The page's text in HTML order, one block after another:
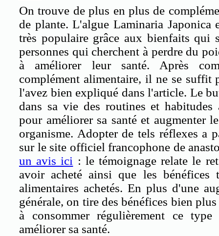
On trouve de plus en plus de
de plante. L'algue Laminaria Japonica
très populaire grâce aux bienfaits qui
personnes qui cherchent à perdre du
à améliorer leur santé. Après
complément alimentaire, il ne se suffit
l'avez bien expliqué dans l'article. Le
dans sa vie des routines et habitudes
pour améliorer sa santé et augmenter
organisme. Adopter de tels réflexes a
sur le site officiel francophone de
un avis ici : le témoignage relate le
avoir acheté ainsi que les bénéfices
alimentaires achetés. En plus d'une
générale, on tire des bénéfices bien
à consommer régulièrement ce
améliorer sa santé.